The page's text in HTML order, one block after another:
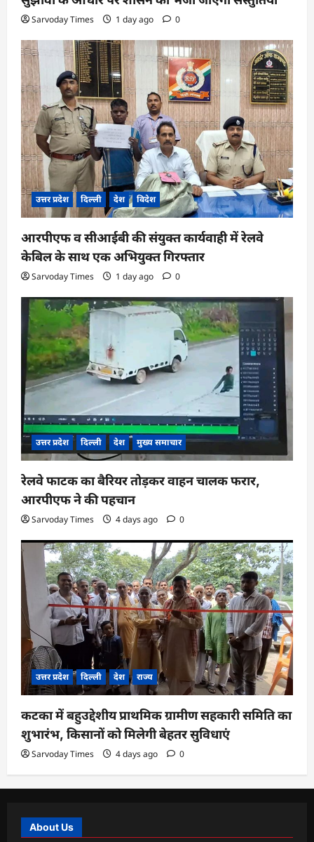
Sarvoday Times 1 day ago 0
उत्तर प्रदेश दिल्ली देश विदेश
आरपीएफ व सीआईबी की संयुक्त कार्यवाही में रेलवे
केबिल के साथ एक अभियुक्त गिरफ्तार
Sarvoday Times 1 day ago 0
उत्तर प्रदेश दिल्ली देश मुख्य समाचार
रेलवे फाटक का बैरियर तोड़कर वाहन चालक फरार,
आरपीएफ ने की पहचान
Sarvoday Times 4 days ago 0
उत्तर प्रदेश दिल्ली देश राज्य
कटका में बहुउद्देशीय प्राथमिक ग्रामीण सहकारी समिति का
शुभारंभ, किसानों को मिलेगी बेहतर सुविधाएं
Sarvoday Times 4 days ago 0
About Us